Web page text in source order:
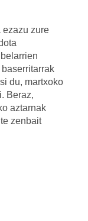
ezazu zure
du, martxoko
Beraz,
aztarnak
zenbait